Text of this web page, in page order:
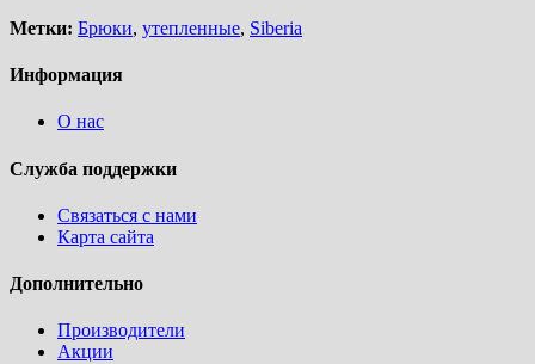
Метки: Брюки, утепленные, Siberia
Информация
О нас
Служба поддержки
Связаться с нами
Карта сайта
Дополнительно
Производители
Акции